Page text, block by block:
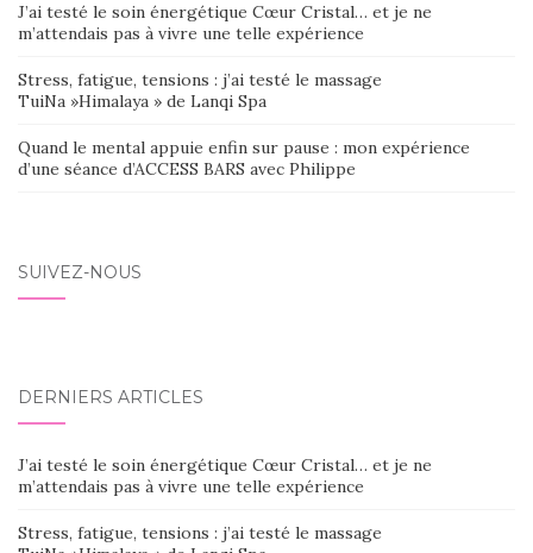
J’ai testé le soin énergétique Cœur Cristal… et je ne
m’attendais pas à vivre une telle expérience
Stress, fatigue, tensions : j’ai testé le massage
TuiNa »Himalaya » de Lanqi Spa
Quand le mental appuie enfin sur pause : mon expérience
d’une séance d’ACCESS BARS avec Philippe
SUIVEZ-NOUS
DERNIERS ARTICLES
J’ai testé le soin énergétique Cœur Cristal… et je ne
m’attendais pas à vivre une telle expérience
Stress, fatigue, tensions : j’ai testé le massage